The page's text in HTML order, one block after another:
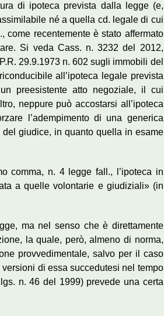
di ipoteca prevista dalla legge (e,
né a quella cd. legale di cui
come recentemente è stato affermato
Si veda Cass. n. 3232 del 2012,
29.9.1973 n. 602 sugli immobili del
all’ipoteca legale prevista
preesistente atto negoziale, il cui
neppure può accostarsi all’ipoteca
l’adempimento di una generica
giudice, in quanto quella in esame
comma, n. 4 legge fall., l’ipoteca in
a quelle volontarie e giudiziali» (in
ma nel senso che è direttamente
la quale, però, almeno di norma,
provvedimentale, salvo per il caso
di essa succedutesi nel tempo
n. 46 del 1999) prevede una certa